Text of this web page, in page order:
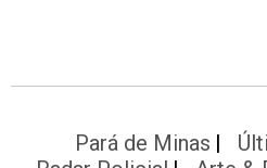
Pará de Minas